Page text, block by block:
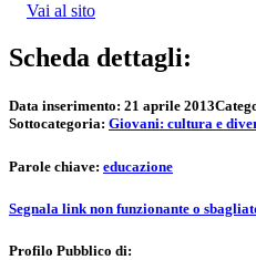
Vai al sito
Scheda dettagli:
Data inserimento: 21 aprile 2013
Sottocategoria: Giovani: cultura e
Parole chiave: educazione
Segnala link non funzionante o
Profilo Pubblico di: